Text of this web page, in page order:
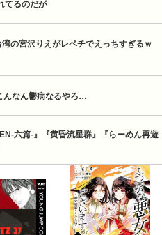
てるのだが
の宮沢りえがレベチでえっちすぎるｗ
んなん鬱病なるやろ…
六篇-』『黄昏流星群』『らーめん再遊